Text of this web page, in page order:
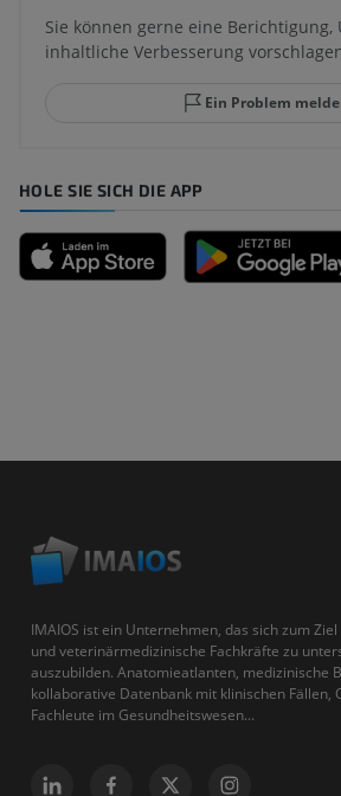
Sie können gerne eine Berichtigung,
inhaltliche Verbesserung
Ein Problem
HOLE SIE SICH DIE APP
IMAIOS ist ein Unternehmen, das sich zum
und veterinärmedizinische Fachkräfte zu
auszubilden. Anatomieatlanten, medizinische
kollaborative Datenbank mit klinischen Fällen,
Fachleute im Gesundheitswesen...